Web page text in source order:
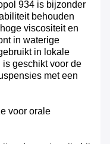
934 is bijzonder
behouden
viscositeit en
in waterige
in lokale
geschikt voor de
met een
voor orale